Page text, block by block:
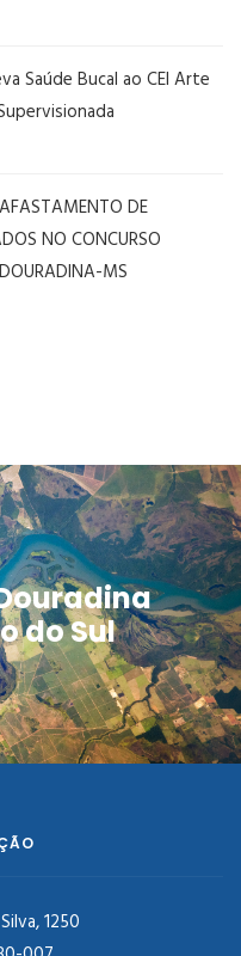
Saúde Bucal ao CEI Arte
DE
NO CONCURSO
MS
do Sul
1250